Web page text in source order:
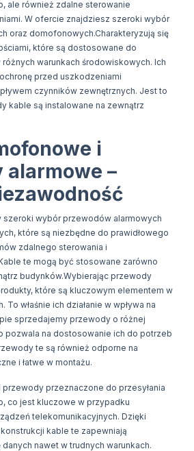
ale również zdalne sterowanie
W ofercie znajdziesz szeroki wybór
oraz domofonowych.Charakteryzują się
które są dostosowane do
warunkach środowiskowych. Ich
przed uszkodzeniami
czynników zewnętrznych. Jest to
kable są instalowane na zewnątrz
i
alarmowe –
szeroki wybór przewodów alarmowych
które są niezbędne do prawidłowego
zdalnego sterowania i
te mogą być stosowane zarówno
budynków.Wybierając przewody
które są kluczowym elementem w
To właśnie ich działanie w wpływa na
sprzedajemy przewody o różnej
pozwala na dostosowanie ich do potrzeb
te są również odporne na
i łatwe w montażu.
przeznaczone do przesyłania
co jest kluczowe w przypadku
telekomunikacyjnych. Dzięki
kable te zapewniają
nawet w trudnych warunkach.